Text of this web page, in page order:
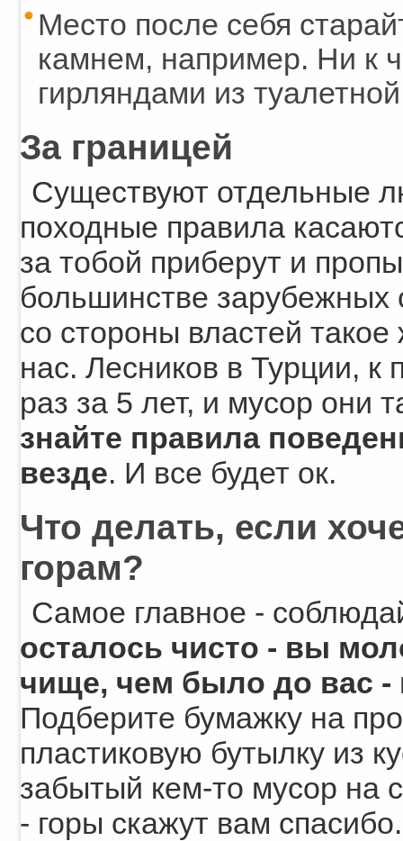
Место после себя
камнем, например. Ни к
гирляндами из
За границей
Существуют отдельные
походные правила
за тобой приберут и
большинстве зарубежных
со стороны властей
нас. Лесников в Турции, к
раз за 5 лет, и мусор они
знайте правила
везде. И все будет ок.
Что делать, если
горам?
Самое главное -
осталось чисто - вы
чище, чем было до вас
Подберите бумажку на
пластиковую бутылку из
забытый кем-то мусор на
- горы скажут вам спасибо.